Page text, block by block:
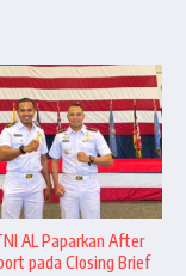
AL Paparkan After
pada Closing Brief